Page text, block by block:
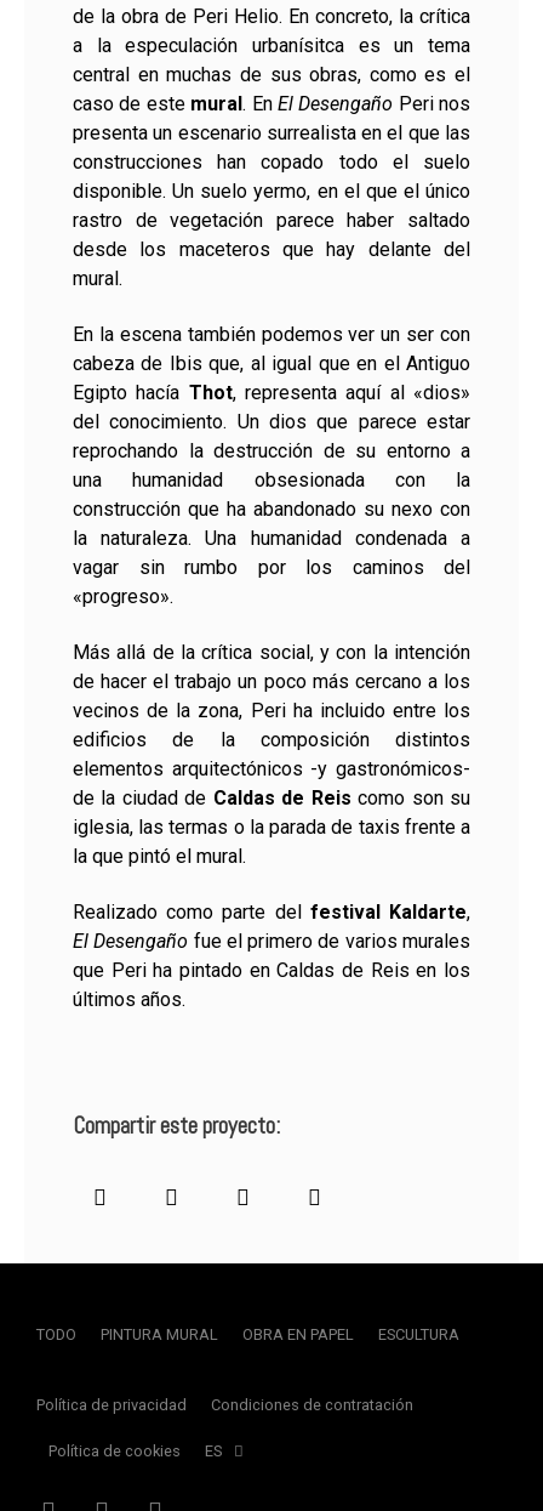
de la obra de Peri Helio. En concreto, la crítica
a la especulación urbanísitca es un tema
central en muchas de sus obras, como es el
caso de este mural. En El Desengaño Peri nos
presenta un escenario surrealista en el que las
construcciones han copado todo el suelo
disponible. Un suelo yermo, en el que el único
rastro de vegetación parece haber saltado
desde los maceteros que hay delante del
mural.
En la escena también podemos ver un ser con
cabeza de Ibis que, al igual que en el Antiguo
Egipto hacía Thot, representa aquí al «dios»
del conocimiento. Un dios que parece estar
reprochando la destrucción de su entorno a
una humanidad obsesionada con la
construcción que ha abandonado su nexo con
la naturaleza. Una humanidad condenada a
vagar sin rumbo por los caminos del
«progreso».
Más allá de la crítica social, y con la intención
de hacer el trabajo un poco más cercano a los
vecinos de la zona, Peri ha incluido entre los
edificios de la composición distintos
elementos arquitectónicos -y gastronómicos-
de la ciudad de Caldas de Reis como son su
iglesia, las termas o la parada de taxis frente a
la que pintó el mural.
Realizado como parte del festival Kaldarte,
El Desengaño fue el primero de varios murales
que Peri ha pintado en Caldas de Reis en los
últimos años.
Compartir este proyecto:
TODO PINTURA MURAL OBRA EN PAPEL ESCULTURA
Política de privacidad Condiciones de contratación
Política de cookies ES